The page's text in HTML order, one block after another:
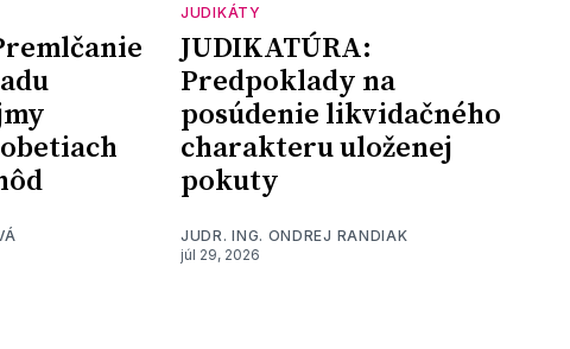
JUDIKÁTY
JUDIKATÚRA:
Predpoklady na
posúdenie likvidačného
charakteru uloženej
pokuty
JUDR. ING. ONDREJ RANDIAK
júl 29, 2026